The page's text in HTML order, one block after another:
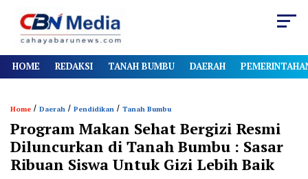
HOME REDAKSI TANAH BUMBU DAERAH
Home / Daerah / Pendidikan / Tanah Bumbu
Program Makan Sehat Bergizi Resmi
Diluncurkan di Tanah Bumbu : Sasar
Ribuan Siswa Untuk Gizi Lebih Baik